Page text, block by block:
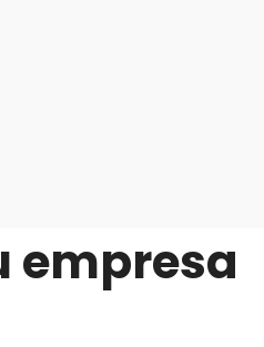
empresa